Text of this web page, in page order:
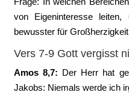
von Eigeninteresse
bewusster für
Vers 7-9 Gott vergisst
Amos 8,7: Der Herr hat
Jakobs: Niemals werde ich